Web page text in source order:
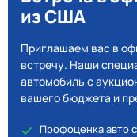
из США
Приглашаем вас в
встречу. Наши
автомобиль с
вашего бюджета и
Профоценка авто